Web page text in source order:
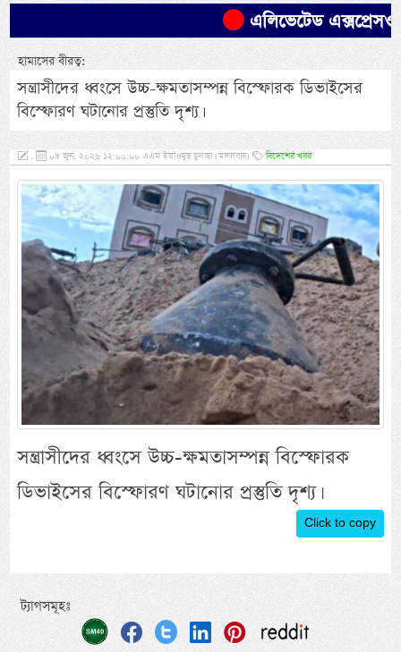
এলিভেটেড
হামাসের বীরত্ব:
সন্ত্রাসীদের ধ্বংসে উচ্চ-ক্ষমতাসম্পন্ন বিস্ফোরক ডিভাইসের
বিস্ফোরণ ঘটানোর প্রস্তুতি দৃশ্য।
, ০৯ জুন, ২০২৬ ১২:০০:০০ এএম ইয়াওমুছ ছুলাছা (মঙ্গলবার) বিদেশের খবর
সন্ত্রাসীদের ধ্বংসে উচ্চ-ক্ষমতাসম্পন্ন বিস্ফোরক
ডিভাইসের বিস্ফোরণ ঘটানোর প্রস্তুতি দৃশ্য।
Click to copy
ট্যাগসমূহঃ